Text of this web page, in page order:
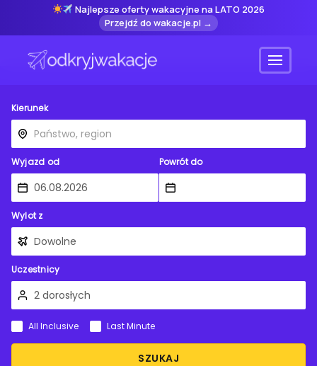
Najlepsze oferty wakacyjne na LATO 2026
Przejdź do wakacje.pl →
Menu
Kierunek
Wyjazd od Powrót do
Wylot z
Uczestnicy
SZUKAJ
All Inclusive Last Minute